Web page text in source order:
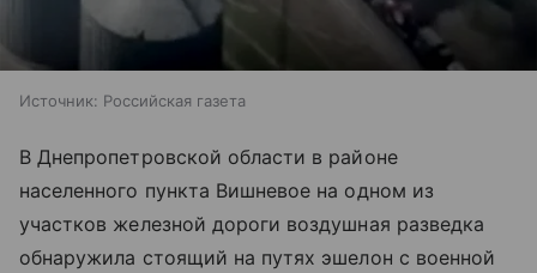
Источник: Российская газета
В Днепропетровской области в районе
населенного пункта Вишневое на одном из
участков железной дороги воздушная разведка
обнаружила стоящий на путях эшелон с военной